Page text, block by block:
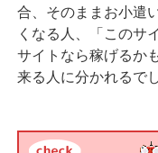
合、そのままお小遣
くなる人、「このサ
サイトなら稼げるか
来る人に分かれるで